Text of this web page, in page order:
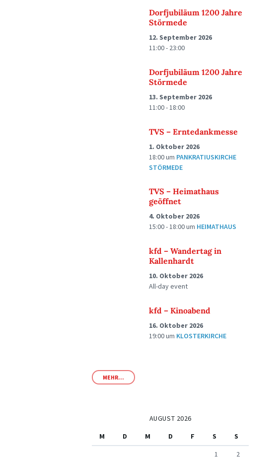
Dorfjubiläum 1200 Jahre
Störmede
12. September 2026
11:00 - 23:00
Dorfjubiläum 1200 Jahre
Störmede
13. September 2026
11:00 - 18:00
TVS – Erntedankmesse
1. Oktober 2026
18:00um PANKRATIUSKIRCHE
STÖRMEDE
TVS – Heimathaus
geöffnet
4. Oktober 2026
15:00 - 18:00um HEIMATHAUS
kfd – Wandertag in
Kallenhardt
10. Oktober 2026
All-day event
kfd – Kinoabend
16. Oktober 2026
19:00um KLOSTERKIRCHE
MEHR...
AUGUST 2026
M
D M D F S
S
1
2